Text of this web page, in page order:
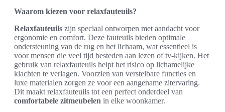
Waarom kiezen voor relaxfauteuils?
Relaxfauteuils zijn speciaal ontworpen met aandacht voor
ergonomie en comfort. Deze fauteuils bieden optimale
ondersteuning van de rug en het lichaam, wat essentieel is
voor mensen die veel tijd besteden aan lezen of tv-kijken. Het
gebruik van relaxfauteuils helpt het risico op lichamelijke
klachten te verlagen. Voorzien van verstelbare functies en
luxe materialen zorgen ze voor een aangename zitervaring.
Dit maakt relaxfauteuils tot een perfect onderdeel van
comfortabele zitmeubelen in elke woonkamer.